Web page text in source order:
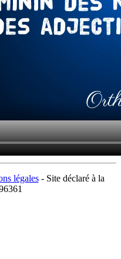
légales- Site déclaré à la